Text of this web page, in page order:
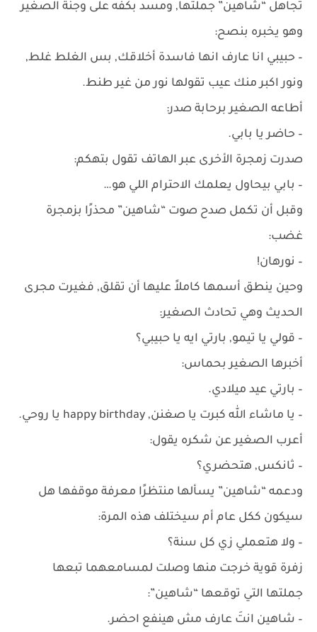
تجاهل “شاهين” جملتها, ومسد بكفه على وجنة الصغير
وهو يخبره بنصح:
– حبيبي انا عارف انها فاسدة أخلاقك, بس الغلط غلط,
ونور اكبر منك عيب تقولها نور من غير طنط.
أطاعه الصغير برحابة صدر:
– حاضر يا بابي.
صدرت زمجرة الأخرى عبر الهاتف تقول بتهكم:
– بابي بيحاول يعلمك الاحترام اللي هو…
وقبل أن تكمل صدح صوت “شاهين” محذرًا بزمجرة
غضب:
– نورهان!
وحين ينطق أسمها كاملاً عليها أن تقلق, فغيرت مجرى
الحديث وهي تحادث الصغير:
– قولي يا تيمو, بارتي ايه يا حبيبي؟
أخبرها الصغير بحماس:
– بارتي عيد ميلادي.
– يا ماشاء الله كبرت يا صغنن, happy birthday يا روحي.
أعرب الصغير عن شكره يقول:
– ثانكس, هتحضري؟
ودعمه “شاهين” يسألها منتظرًا معرفة موقفها هل
سيكون ككل عام أم سيختلف هذه المرة:
– ولا هتعملي زي كل سنة؟
زفرة قوية خرجت منها وصلت لمسامعهما تبعها
جملتها التي توقعها “شاهين”:
– شاهين انتَ عارف مش هينفع احضر.